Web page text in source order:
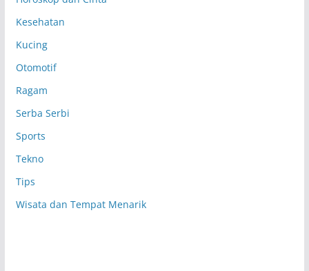
Kesehatan
Kucing
Otomotif
Ragam
Serba Serbi
Sports
Tekno
Tips
Wisata dan Tempat Menarik